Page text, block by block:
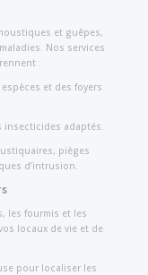
et guêpes,
Nos services
:
et des foyers
adaptés.
pièges
d’intrusion.
les fourmis et les
locaux de vie et de
pour localiser les